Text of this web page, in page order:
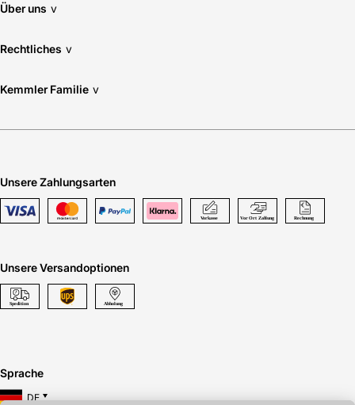
Über uns v
Rechtliches v
Kemmler Familie v
Unsere Zahlungsarten
Unsere Versandoptionen
Sprache
DE